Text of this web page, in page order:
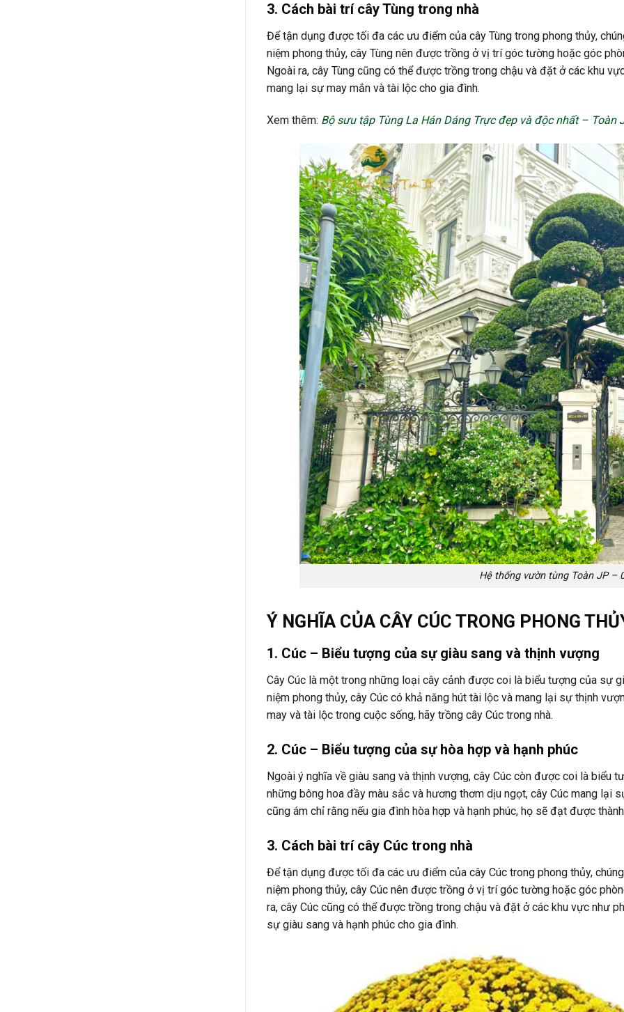
3. Cách bài trí cây Tùng trong nhà
Để tận dụng được tối đa các ưu điểm của cây Tùng trong phong thủy,
niệm phong thủy, cây Tùng nên được trồng ở vị trí góc tường hoặc góc
Ngoài ra, cây Tùng cũng có thể được trồng trong chậu và đặt ở các khu
mang lại sự may mắn và tài lộc cho gia đình.
Xem thêm: Bộ sưu tập Tùng La Hán Dáng Trực đẹp và độc nhất – Toàn
Hệ thống vườn tùng Toàn JP –
Ý NGHĨA CỦA CÂY CÚC TRONG PHONG
1. Cúc – Biểu tượng của sự giàu sang và thịnh vượng
Cây Cúc là một trong những loại cây cảnh được coi là biểu tượng của sự
niệm phong thủy, cây Cúc có khả năng hút tài lộc và mang lại sự thịnh
may và tài lộc trong cuộc sống, hãy trồng cây Cúc trong nhà.
2. Cúc – Biểu tượng của sự hòa hợp và hạnh phúc
Ngoài ý nghĩa về giàu sang và thịnh vượng, cây Cúc còn được coi là biểu
những bông hoa đầy màu sắc và hương thơm dịu ngọt, cây Cúc mang lại
cũng ám chỉ rằng nếu gia đình hòa hợp và hạnh phúc, họ sẽ đạt được
3. Cách bài trí cây Cúc trong nhà
Để tận dụng được tối đa các ưu điểm của cây Cúc trong phong thủy,
niệm phong thủy, cây Cúc nên được trồng ở vị trí góc tường hoặc góc
ra, cây Cúc cũng có thể được trồng trong chậu và đặt ở các khu vực như
sự giàu sang và hạnh phúc cho gia đình.